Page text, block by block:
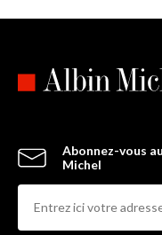
Abonnez-vous
Michel